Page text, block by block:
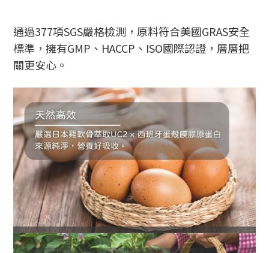
通過377項SGS嚴格檢測，原料符合美國GRAS安全
標準，擁有GMP、HACCP、ISO國際認證，層層把
關更安心。